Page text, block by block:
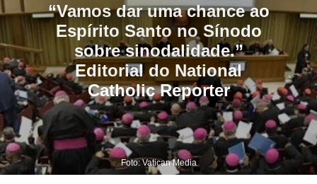
“Vamos dar uma chance ao
Espírito Santo no Sínodo
sobre sinodalidade.”
Editorial do National
Catholic Reporter
Foto: Vatican Media